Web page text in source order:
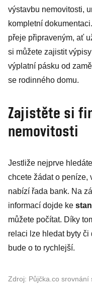
výstavbu nemovitosti,
kompletní
přeje připraveným, ať
si můžete zajistit
výplatní pásku od
se rodinného domu.
Zajistěte si
nemovitosti
Jestliže nejprve
chcete žádat o peníze,
nabízí řada bank. Na
informací dojde ke
můžete počítat. Díky
relaci lze hledat byty
bude o to rychlejší.
Zdroj: Půjčka.co srovnání